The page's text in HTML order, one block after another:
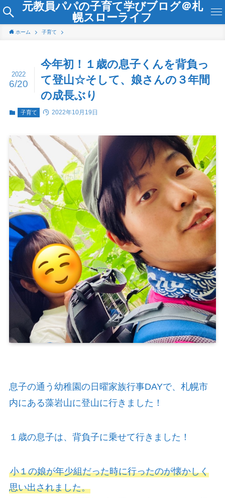
元教員パパの子育て学びブログ＠札
幌スローライフ
ホーム 子育て
今年初！１歳の息子くんを背負っ
て登山☆そして、娘さんの３年間
の成長ぶり
2022
6/20
子育て 2022年10月19日
息子の通う幼稚園の日曜家族行事DAYで、札幌市
内にある藻岩山に登山に行きました！
１歳の息子は、背負子に乗せて行きました！
小１の娘が年少組だった時に行ったのが懐かしく
思い出されました。